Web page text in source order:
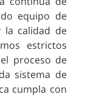
equipo de
la calidad de
estrictos
proceso de
sistema de
cumpla con